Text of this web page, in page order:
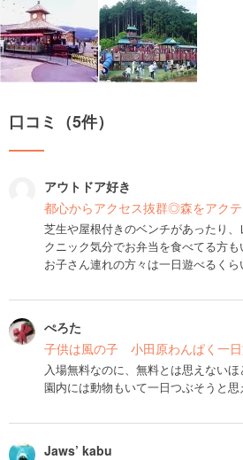
口コミ（5件）
アウトドア好き
都心からアクセス抜群◎森をアク
芝生や屋根付きのベンチがあったり
クニック気分でお弁当を食べてる方も
お子さん連れの方々は一日遊べるくら
ぺろた
子供は風の子 小田原わんぱく一
入場無料なのに、無料とは思えないほ
園内には動物もいて一日つぶそうと思
Jaws’ kabu